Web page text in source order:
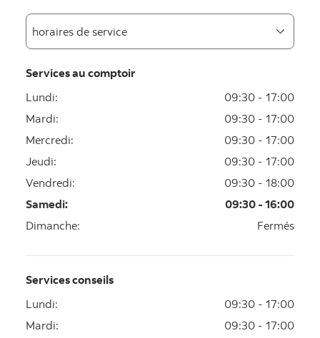
Services au comptoir
Lundi:
09:30 - 17:00
Mardi:
09:30 - 17:00
Mercredi:
09:30 - 17:00
Jeudi:
09:30 - 17:00
Vendredi:
09:30 - 18:00
Samedi:
09:30 - 16:00
Dimanche: Fermés
Services conseils
Lundi:
09:30 - 17:00
Mardi:
09:30 - 17:00